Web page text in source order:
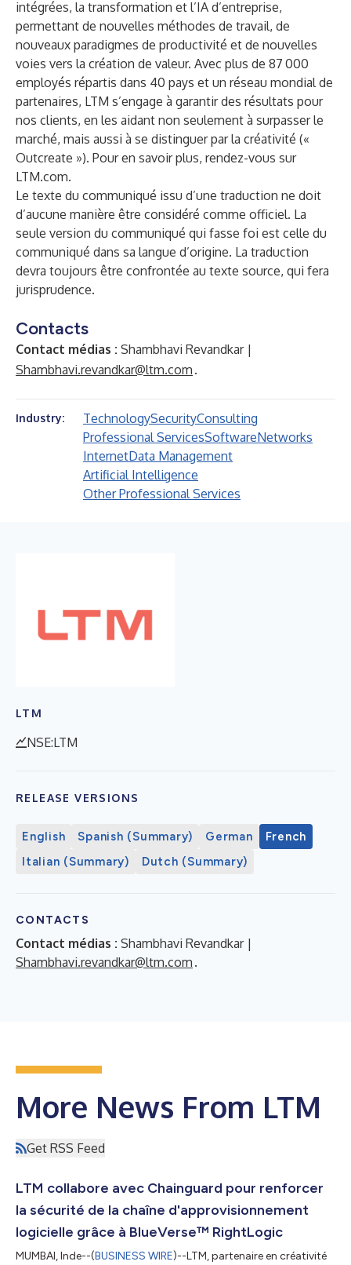
intégrées, la transformation et l’IA d’entreprise,
permettant de nouvelles méthodes de travail, de
nouveaux paradigmes de productivité et de nouvelles
voies vers la création de valeur. Avec plus de 87 000
employés répartis dans 40 pays et un réseau mondial de
partenaires, LTM s’engage à garantir des résultats pour
nos clients, en les aidant non seulement à surpasser le
marché, mais aussi à se distinguer par la créativité («
Outcreate »). Pour en savoir plus, rendez-vous sur
LTM.com.
Le texte du communiqué issu d’une traduction ne doit
d’aucune manière être considéré comme officiel. La
seule version du communiqué qui fasse foi est celle du
communiqué dans sa langue d’origine. La traduction
devra toujours être confrontée au texte source, qui fera
jurisprudence.
Contacts
Contact médias : Shambhavi Revandkar |
Shambhavi.revandkar@ltm.com .
Industry: TechnologySecurityConsulting
Professional ServicesSoftwareNetworks
InternetData Management
Artificial Intelligence
Other Professional Services
LTM
NSE:LTM
RELEASE VERSIONS
English Spanish (Summary) German
French
Italian (Summary)
Dutch (Summary)
CONTACTS
Contact médias : Shambhavi Revandkar |
Shambhavi.revandkar@ltm.com .
More News From LTM
Get RSS Feed
LTM collabore avec Chainguard pour renforcer
la sécurité de la chaîne d'approvisionnement
logicielle grâce à BlueVerse™ RightLogic
MUMBAI, Inde--(BUSINESS WIRE)--LTM, partenaire en créativité